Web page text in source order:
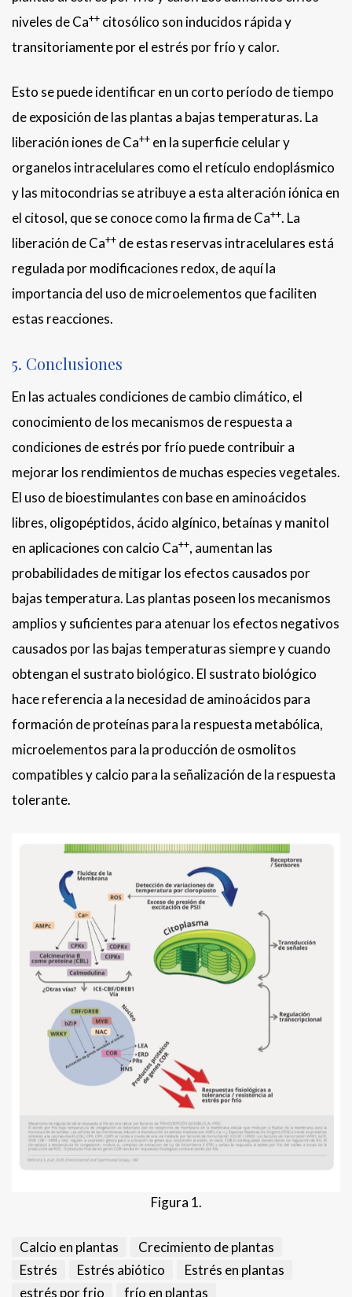
niveles de Ca++ citosólico son inducidos rápida y
transitoriamente por el estrés por frío y calor.
Esto se puede identificar en un corto período de tiempo
de exposición de las plantas a bajas temperaturas. La
liberación iones de Ca++ en la superficie celular y
organelos intracelulares como el retículo endoplásmico
y las mitocondrias se atribuye a esta alteración iónica en
el citosol, que se conoce como la firma de Ca++. La
liberación de Ca++ de estas reservas intracelulares está
regulada por modificaciones redox, de aquí la
importancia del uso de microelementos que faciliten
estas reacciones.
5. Conclusiones
En las actuales condiciones de cambio climático, el
conocimiento de los mecanismos de respuesta a
condiciones de estrés por frío puede contribuir a
mejorar los rendimientos de muchas especies vegetales.
El uso de bioestimulantes con base en aminoácidos
libres, oligopéptidos, ácido algínico, betaínas y manitol
en aplicaciones con calcio Ca++, aumentan las
probabilidades de mitigar los efectos causados por
bajas temperatura. Las plantas poseen los mecanismos
amplios y suficientes para atenuar los efectos negativos
causados por las bajas temperaturas siempre y cuando
obtengan el sustrato biológico. El sustrato biológico
hace referencia a la necesidad de aminoácidos para
formación de proteínas para la respuesta metabólica,
microelementos para la producción de osmolitos
compatibles y calcio para la señalización de la respuesta
tolerante.
Figura 1.
Calcio en plantas
Crecimiento de plantas
Estrés
Estrés abiótico
Estrés en plantas
estrés por frio
frío en plantas